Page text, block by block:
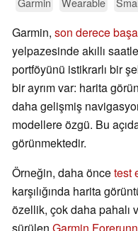
Garmin, son derece
yelpazesinde akıllı
portföyünü istikrarlı bir
bir ayrım var: harita
daha gelişmiş
modellere özgü. Bu
görünmektedir.
Örneğin, daha öncetest
karşılığında harita
özellik, çok daha pahalı